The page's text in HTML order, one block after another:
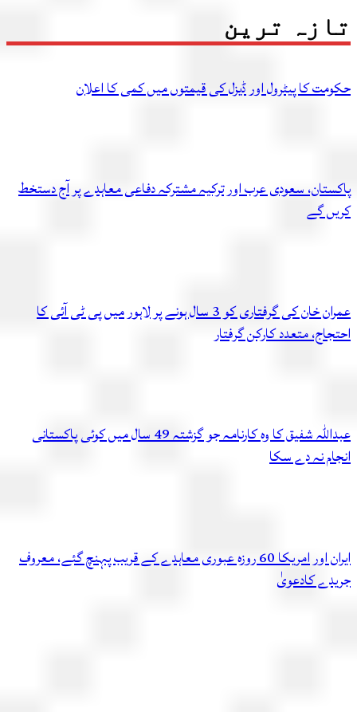
ترین
کا پیٹرول اور ڈیزل کی قیمتوں میں کمی کا اعلان
سعودی عرب اور ترکیہ مشترکہ دفاعی معاہدے پر آج دستخط
گے
عمران خان کی گرفتاری کو 3 سال ہونے پر لاہور میں پی ٹی آئی کا
متعدد کارکن گرفتار
عبداللہ شفیق کا وہ کارنامہ جو گزشتہ 49 سال میں کوئی پاکستانی
نہ دے سکا
ایران اور امریکا 60 روزہ عبوری معاہدے کے قریب پہنچ گئے، معروف
کادعویٰ